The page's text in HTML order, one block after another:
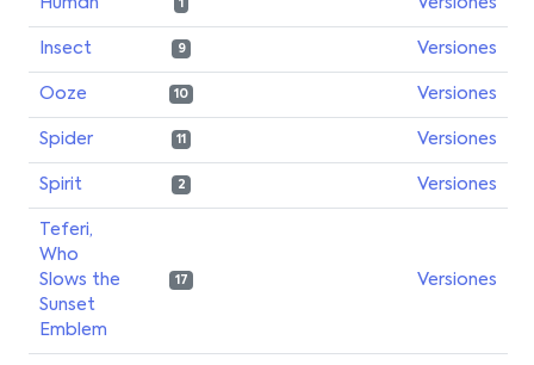
Human 1 Versiones
Insect 9 Versiones
Ooze 10 Versiones
Spider 11 Versiones
Spirit 2 Versiones
Teferi,
Who
Slows the
Sunset
Emblem
17 Versiones